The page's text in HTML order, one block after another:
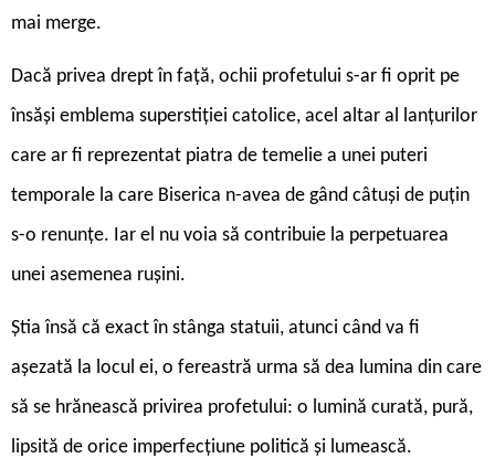
mai merge.
Dacă privea drept în față, ochii profetului s-ar fi oprit pe
însăși emblema superstiției catolice, acel altar al lanțurilor
care ar fi reprezentat piatra de temelie a unei puteri
temporale la care Biserica n-avea de gând câtuși de puțin
s-o renunțe. Iar el nu voia să contribuie la perpetuarea
unei asemenea rușini.
Știa însă că exact în stânga statuii, atunci când va fi
așezată la locul ei, o fereastră urma să dea lumina din care
să se hrănească privirea profetului: o lumină curată, pură,
lipsită de orice imperfecțiune politică și lumească.